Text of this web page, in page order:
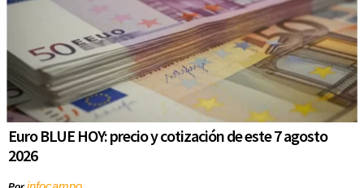
Euro BLUE HOY: precio y cotización de este 7 agosto
2026